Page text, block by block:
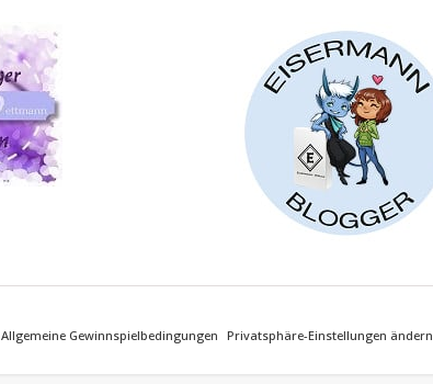
Allgemeine Gewinnspielbedingungen Privatsphäre-Einstellungen ändern